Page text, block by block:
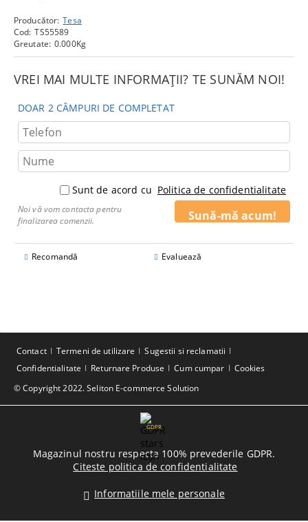
Producător: Tesa
Cod: TS55589
Greutate: 0.000Kg
VREI MAI MULTE INFORMAȚII? TE SUNĂM NOI!
DOAR 2 CÂMPURI DE COMPLETAT
Sunt de acord cu Politica de confidentialitate
Noi vă vom contacta pentru
finalizarea comenzii.
Recomandă Evaluează
© Copyright 2022. Seliton E-commerce Solution
Contact Termeni de utilizare
Sugestii si reclamatii
Confidentialitate
Returnare Produse Cum cumpar Cookies
GDPR
Magazinul nostru respecta 100% prevederile GDPR.
Citeste politica de confidentialitate
Informatiile mele personale